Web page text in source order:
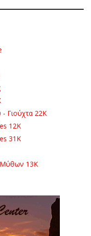
Γιούχτα 22Κ
12K
31K
Μύθων 13Κ